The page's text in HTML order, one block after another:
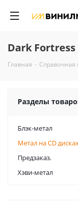
Dark Fortress
Главная -
Разделы
Блэк-метал
Метал на CD
Предзаказ.
Хэви-метал